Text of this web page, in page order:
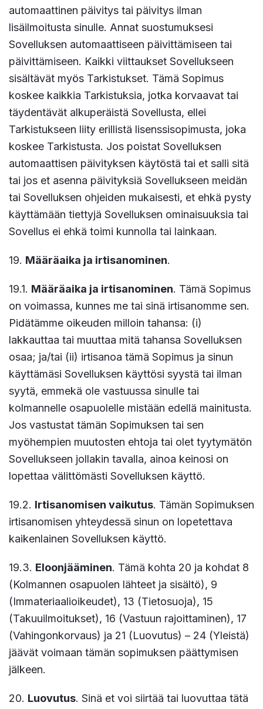
automaattinen päivitys tai päivitys ilman
lisäilmoitusta sinulle. Annat suostumuksesi
Sovelluksen automaattiseen päivittämiseen tai
päivittämiseen. Kaikki viittaukset Sovellukseen
sisältävät myös Tarkistukset. Tämä Sopimus
koskee kaikkia Tarkistuksia, jotka korvaavat tai
täydentävät alkuperäistä Sovellusta, ellei
Tarkistukseen liity erillistä lisenssisopimusta, joka
koskee Tarkistusta. Jos poistat Sovelluksen
automaattisen päivityksen käytöstä tai et salli sitä
tai jos et asenna päivityksiä Sovellukseen meidän
tai Sovelluksen ohjeiden mukaisesti, et ehkä pysty
käyttämään tiettyjä Sovelluksen ominaisuuksia tai
Sovellus ei ehkä toimi kunnolla tai lainkaan.
19. Määräaika ja irtisanominen.
19.1. Määräaika ja irtisanominen. Tämä Sopimus
on voimassa, kunnes me tai sinä irtisanomme sen.
Pidätämme oikeuden milloin tahansa: (i)
lakkauttaa tai muuttaa mitä tahansa Sovelluksen
osaa; ja/tai (ii) irtisanoa tämä Sopimus ja sinun
käyttämäsi Sovelluksen käyttösi syystä tai ilman
syytä, emmekä ole vastuussa sinulle tai
kolmannelle osapuolelle mistään edellä mainitusta.
Jos vastustat tämän Sopimuksen tai sen
myöhempien muutosten ehtoja tai olet tyytymätön
Sovellukseen jollakin tavalla, ainoa keinosi on
lopettaa välittömästi Sovelluksen käyttö.
19.2. Irtisanomisen vaikutus. Tämän Sopimuksen
irtisanomisen yhteydessä sinun on lopetettava
kaikenlainen Sovelluksen käyttö.
19.3. Eloonjääminen. Tämä kohta 20 ja kohdat 8
(Kolmannen osapuolen lähteet ja sisältö), 9
(Immateriaalioikeudet), 13 (Tietosuoja), 15
(Takuuilmoitukset), 16 (Vastuun rajoittaminen), 17
(Vahingonkorvaus) ja 21 (Luovutus) – 24 (Yleistä)
jäävät voimaan tämän sopimuksen päättymisen
jälkeen.
20. Luovutus. Sinä et voi siirtää tai luovuttaa tätä